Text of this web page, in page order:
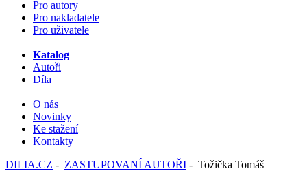
Pro autory
Pro nakladatele
Pro uživatele
Katalog
Autoři
Díla
O nás
Novinky
Ke stažení
Kontakty
DILIA.CZ - ZASTUPOVANÍ AUTOŘI - Tožička Tomáš